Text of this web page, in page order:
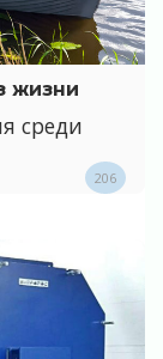
жизни
среди
206